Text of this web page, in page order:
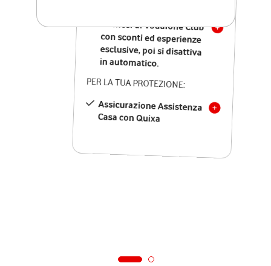
12 mesi di Vodafone Club
con sconti ed esperienze
esclusive, poi si disattiva
in automatico.
PER LA TUA PROTEZIONE:
Assicurazione Assistenza
Casa con Quixa